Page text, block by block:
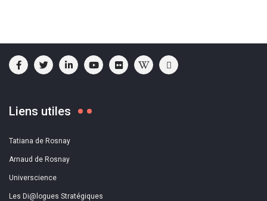
Liens utiles
Tatiana de Rosnay
Arnaud de Rosnay
Universcience
Les Di@logues Stratégiques